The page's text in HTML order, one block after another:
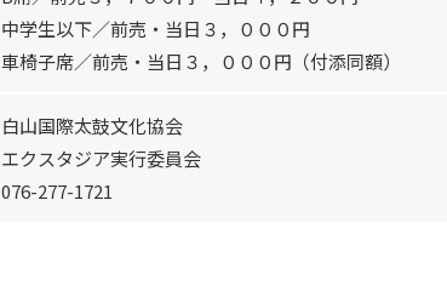
中学生以下／前売・当日３，０００円
車椅子席／前売・当日３，０００円（付添同額）
白山国際太鼓文化協会
エクスタジア実行委員会
076-277-1721